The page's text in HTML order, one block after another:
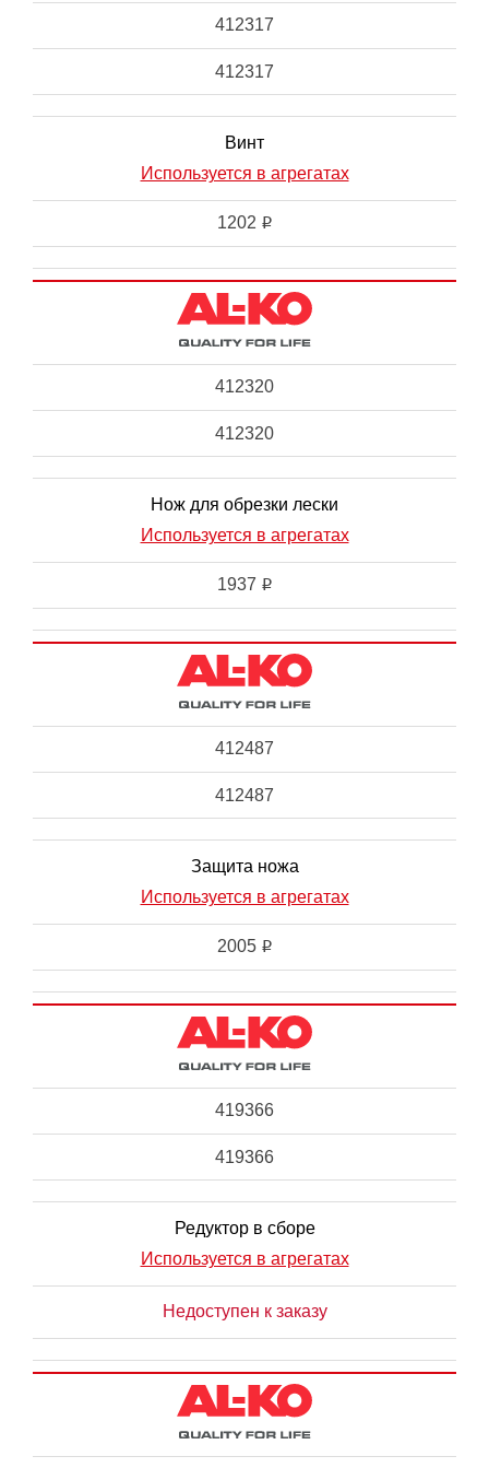
412317
412317
Винт
Используется в агрегатах
1202 i
412320
412320
Нож для обрезки лески
Используется в агрегатах
1937 i
412487
412487
Защита ножа
Используется в агрегатах
2005 i
419366
419366
Редуктор в сборе
Используется в агрегатах
Недоступен к заказу